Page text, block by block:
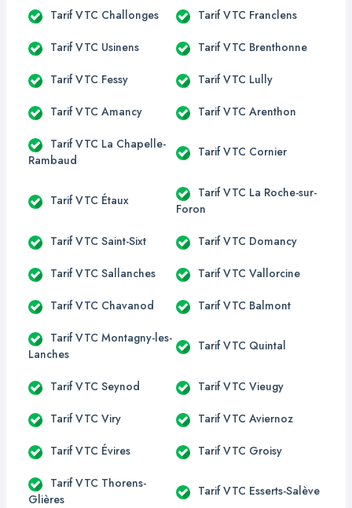
Tarif VTC Challonges Tarif VTC Franclens
Tarif VTC Usinens Tarif VTC Brenthonne
Tarif VTC Fessy Tarif VTC Lully
Tarif VTC Amancy Tarif VTC Arenthon
Tarif VTC La Chapelle-
Rambaud
Tarif VTC Cornier
Tarif VTC Étaux
Tarif VTC La Roche-sur-
Foron
Tarif VTC Saint-Sixt Tarif VTC Domancy
Tarif VTC Sallanches Tarif VTC Vallorcine
Tarif VTC Chavanod Tarif VTC Balmont
Tarif VTC Montagny-les-
Lanches
Tarif VTC Quintal
Tarif VTC Seynod Tarif VTC Vieugy
Tarif VTC Viry Tarif VTC Aviernoz
Tarif VTC Évires Tarif VTC Groisy
Tarif VTC Thorens-
Glières
Tarif VTC Esserts-Salève